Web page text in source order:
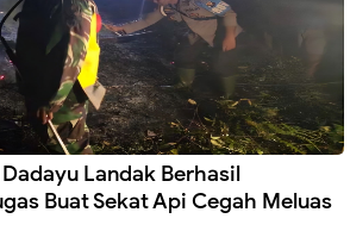
Landak Berhasil
Buat Sekat Api Cegah Meluas